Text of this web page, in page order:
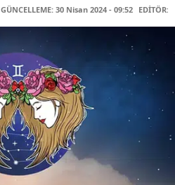
GÜNCELLEME: 30 Nisan 2024 - 09:52 EDİTÖR: